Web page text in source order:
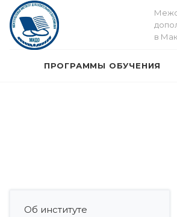
в
ПРОГРАММЫ ОБУЧЕНИЯ
Об институте